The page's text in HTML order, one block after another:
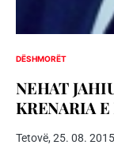
DËSHMORËT
NEHAT
KRENARIA
Tetovë, 25. 08.